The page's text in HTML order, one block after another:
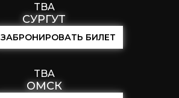
TBA
СУРГУТ
ЗАБРОНИРОВАТЬ БИЛЕТ
TBA
ОМСК